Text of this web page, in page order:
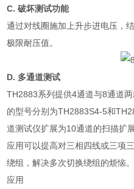
C.破坏测试功能
通过对线圈施加上升步进电压，
极限耐压值。
D. 多通道测试
TH2883系列提供4通道与8通道
的型号分别为TH2883S4-5和
道测试仪扩展为10通道的扫描扩
应用可以提高对三相四线或三项
绕组，解决多次切换绕组的烦恼。
应用